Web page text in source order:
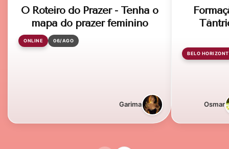
O Roteiro do Prazer - Tenha o
mapa do prazer feminino
ONLINE 06/AGO
Garima
BELO
Osmar